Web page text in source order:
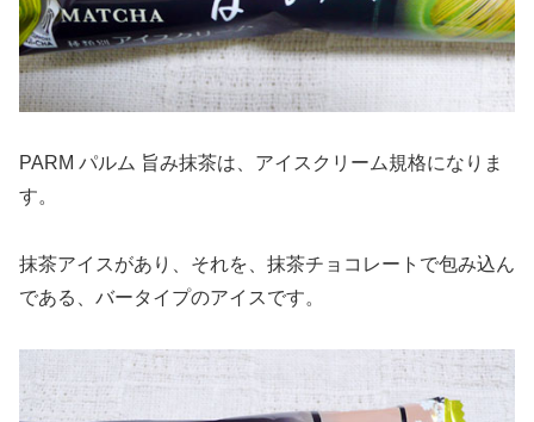
PARM パルム 旨み抹茶は、アイスクリーム規格になりま
す。
抹茶アイスがあり、それを、抹茶チョコレートで包み込ん
である、バータイプのアイスです。